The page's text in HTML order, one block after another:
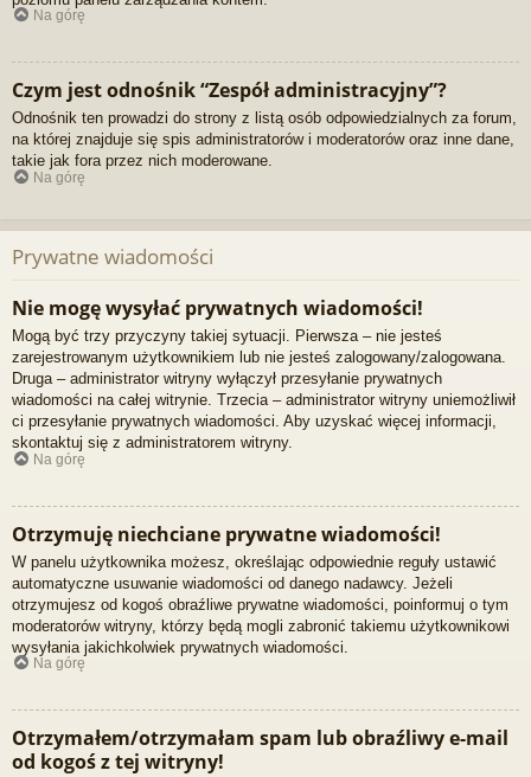
Na górę
Czym jest odnośnik “Zespół administracyjny”?
Odnośnik ten prowadzi do strony z listą osób odpowiedzialnych za forum,
na której znajduje się spis administratorów i moderatorów oraz inne dane,
takie jak fora przez nich moderowane.
Na górę
Prywatne wiadomości
Nie mogę wysyłać prywatnych wiadomości!
Mogą być trzy przyczyny takiej sytuacji. Pierwsza – nie jesteś
zarejestrowanym użytkownikiem lub nie jesteś zalogowany/zalogowana.
Druga – administrator witryny wyłączył przesyłanie prywatnych
wiadomości na całej witrynie. Trzecia – administrator witryny uniemożliwił
ci przesyłanie prywatnych wiadomości. Aby uzyskać więcej informacji,
skontaktuj się z administratorem witryny.
Na górę
Otrzymuję niechciane prywatne wiadomości!
W panelu użytkownika możesz, określając odpowiednie reguły ustawić
automatyczne usuwanie wiadomości od danego nadawcy. Jeżeli
otrzymujesz od kogoś obraźliwe prywatne wiadomości, poinformuj o tym
moderatorów witryny, którzy będą mogli zabronić takiemu użytkownikowi
wysyłania jakichkolwiek prywatnych wiadomości.
Na górę
Otrzymałem/otrzymałam spam lub obraźliwy e-mail
od kogoś z tej witryny!